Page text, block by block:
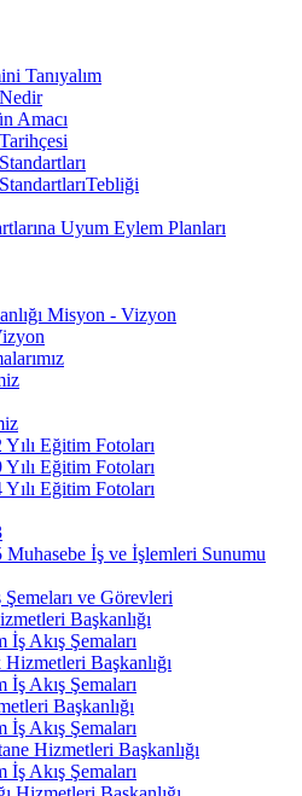
Tanıyalım
Amacı
Uyum Eylem Planları
Misyon - Vizyon
Yılı Eğitim Fotoları
Yılı Eğitim Fotoları
Yılı Eğitim Fotoları
Muhasebe İş ve İşlemleri Sunumu
Şemeları ve Görevleri
Başkanlığı
İş Akış Şemaları
Başkanlığı
İş Akış Şemaları
Başkanlığı
İş Akış Şemaları
Hizmetleri Başkanlığı
İş Akış Şemaları